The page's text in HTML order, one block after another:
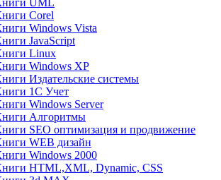
UML
Corel
Windows Vista
JavaScript
Linux
Windows XP
Издательские системы
1C Учет
Windows Server
Алгоритмы
SEO оптимизация и продвижение
WEB дизайн
Windows 2000
HTML,XML, Dynamic, CSS